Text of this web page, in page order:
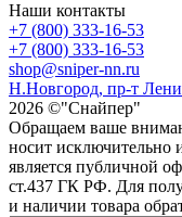
Наши контакты
+7 (800) 333-16-53
+7 (800) 333-16-53
shop@sniper-nn.ru
Н.Новгород, пр-т
2026 ©"Снайпер"
Обращаем ваше
носит исключительно
является публичной
ст.437 ГК РФ. Для
и наличии товара